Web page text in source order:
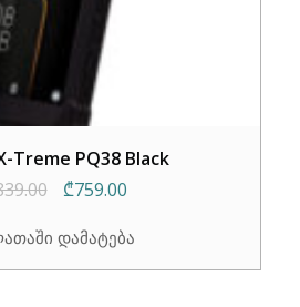
Treme PQ38 Black
Original
was:
₾759.00Current
is:
დამატება